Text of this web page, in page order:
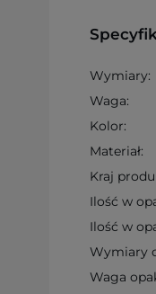
Wymiary:
Waga:
Kolor:
Materiał:
Kraj
Ilość w
Ilość w
Wymiary
Waga